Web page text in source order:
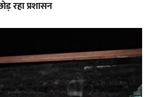
रहा प्रशासन